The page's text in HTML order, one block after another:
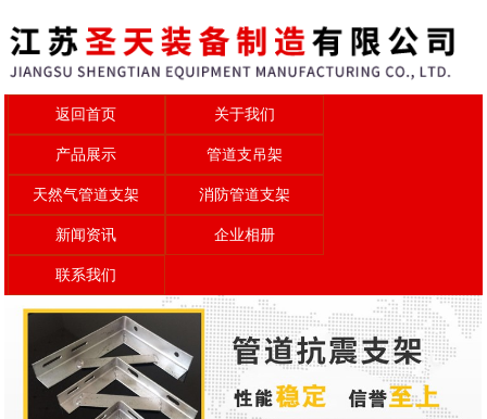
返回首页 关于我们
产品展示 管道支吊架
天然气管道支架 消防管道支架
新闻资讯 企业相册
联系我们